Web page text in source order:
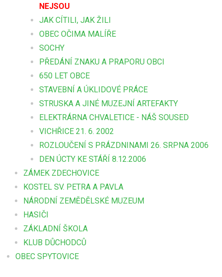
NEJSOU
JAK CÍTILI, JAK ŽILI
OBEC OČIMA MALÍŘE
SOCHY
PŘEDÁNÍ ZNAKU A PRAPORU OBCI
650 LET OBCE
STAVEBNÍ A ÚKLIDOVÉ PRÁCE
STRUSKA A JINÉ MUZEJNÍ ARTEFAKTY
ELEKTRÁRNA CHVALETICE - NÁŠ SOUSED
VICHŘICE 21. 6. 2002
ROZLOUČENÍ S PRÁZDNINAMI 26. SRPNA 2006
DEN ÚCTY KE STÁŘÍ 8.12.2006
ZÁMEK ZDECHOVICE
KOSTEL SV. PETRA A PAVLA
NÁRODNÍ ZEMĚDĚLSKÉ MUZEUM
HASIČI
ZÁKLADNÍ ŠKOLA
KLUB DŮCHODCŮ
OBEC SPYTOVICE